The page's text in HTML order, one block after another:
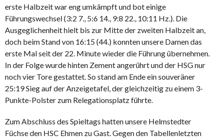
erste Halbzeit war eng umkämpft und bot einige
Führungswechsel (3:2 7., 5:6 14., 9:8 22., 10:11 Hz.). Die
Ausgeglichenheit hielt bis zur Mitte der zweiten Halbzeit an,
doch beim Stand von 16:15 (44.) konnten unsere Damen das
erste Mal seit der 22. Minute wieder die Führung übernehmen.
In der Folge wurde hinten Zement angerührt und der HSG nur
noch vier Tore gestattet. So stand am Ende ein souveräner
25:19 Sieg auf der Anzeigetafel, der gleichzeitig zu einem 3-
Punkte-Polster zum Relegationsplatz führte.
Zum Abschluss des Spieltags hatten unsere Helmstedter
Füchse den HSC Ehmen zu Gast. Gegen den Tabellenletzten